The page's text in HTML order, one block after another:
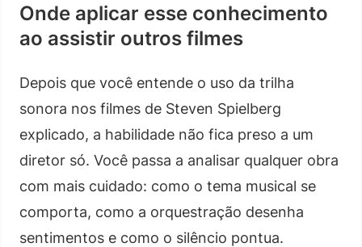
Onde aplicar esse conhecimento
ao assistir outros filmes
Depois que você entende o uso da trilha
sonora nos filmes de Steven Spielberg
explicado, a habilidade não fica preso a um
diretor só. Você passa a analisar qualquer obra
com mais cuidado: como o tema musical se
comporta, como a orquestração desenha
sentimentos e como o silêncio pontua.